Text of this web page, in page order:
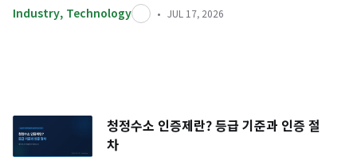
Industry, Technology JUL 17, 2026
청정수소 인증제란? 등급 기준과 인증 절
차